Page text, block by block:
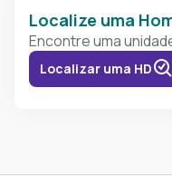
Localize uma
Encontre uma
Localizar uma HD